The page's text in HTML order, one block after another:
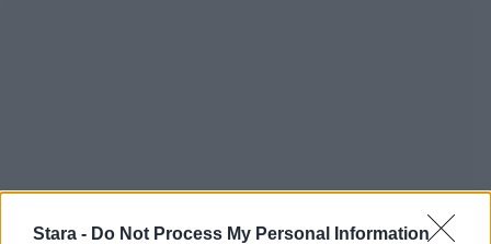
Stara - Do Not Process My Personal Information